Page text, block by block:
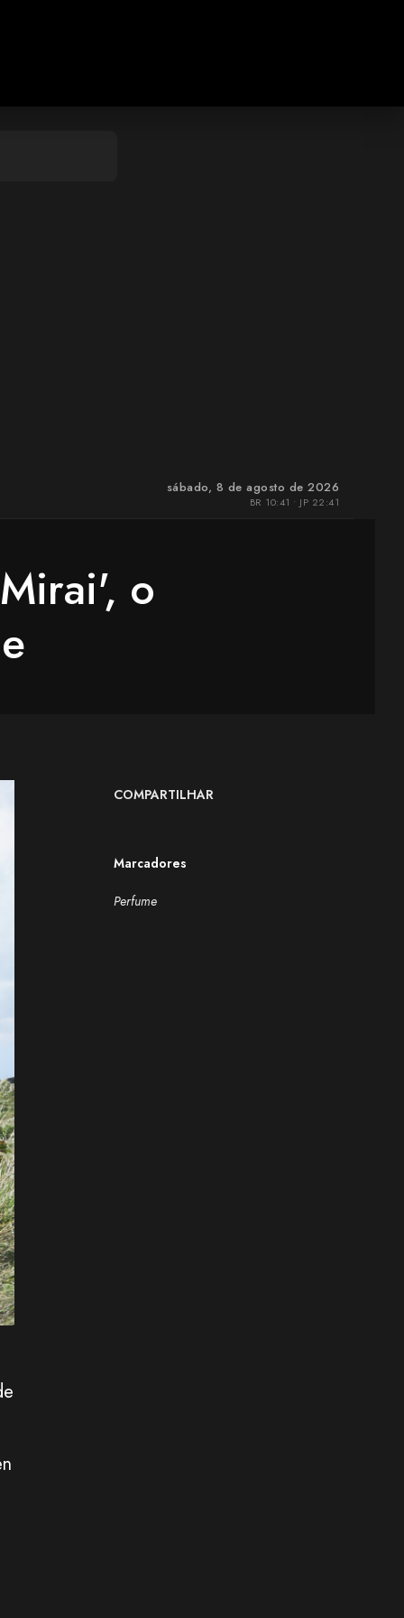
sábado, 8 de agosto de 2026
BR 10:41 • JP 22:41
o
COMPARTILHAR
Marcadores
Perfume